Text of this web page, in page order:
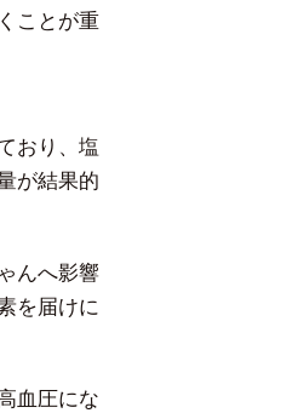
ことが重
おり、塩
が結果的
んへ影響
を届けに
血圧にな